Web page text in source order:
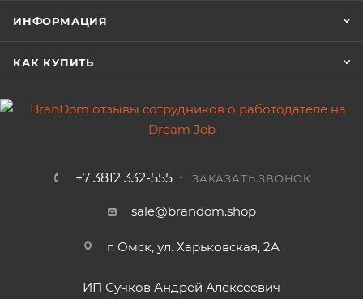
ИНФОРМАЦИЯ
КАК КУПИТЬ
+7 3812 332-555 ЗАКАЗАТЬ ЗВОНОК
sale@brandom.shop
г. Омск, ул. Харьковская, 2А
ИП Сучков Андрей Алексеевич